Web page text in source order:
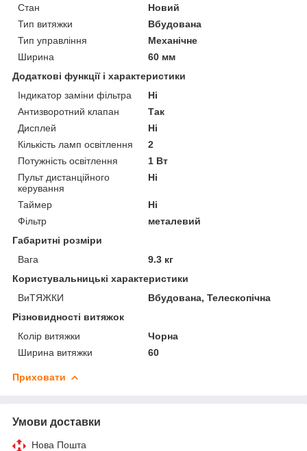
Стан
Новий
Тип витяжки
Вбудована
Тип управління
Механічне
Ширина
60 мм
Додаткові функції і характеристики
Індикатор заміни фільтра
Ні
Антизворотний клапан
Так
Дисплей
Ні
Кількість ламп освітлення
2
Потужність освітлення
1 Вт
Пульт дистанційного
керування
Ні
Таймер
Ні
Фільтр
металевий
Габаритні розміри
Вага
9.3 кг
Користувальницькі характеристики
ВиТЯЖКИ
Вбудована, Телескопічна
Різновидності витяжок
Колір витяжки
Чорна
Ширина витяжки
60
Приховати
Умови доставки
Нова Пошта